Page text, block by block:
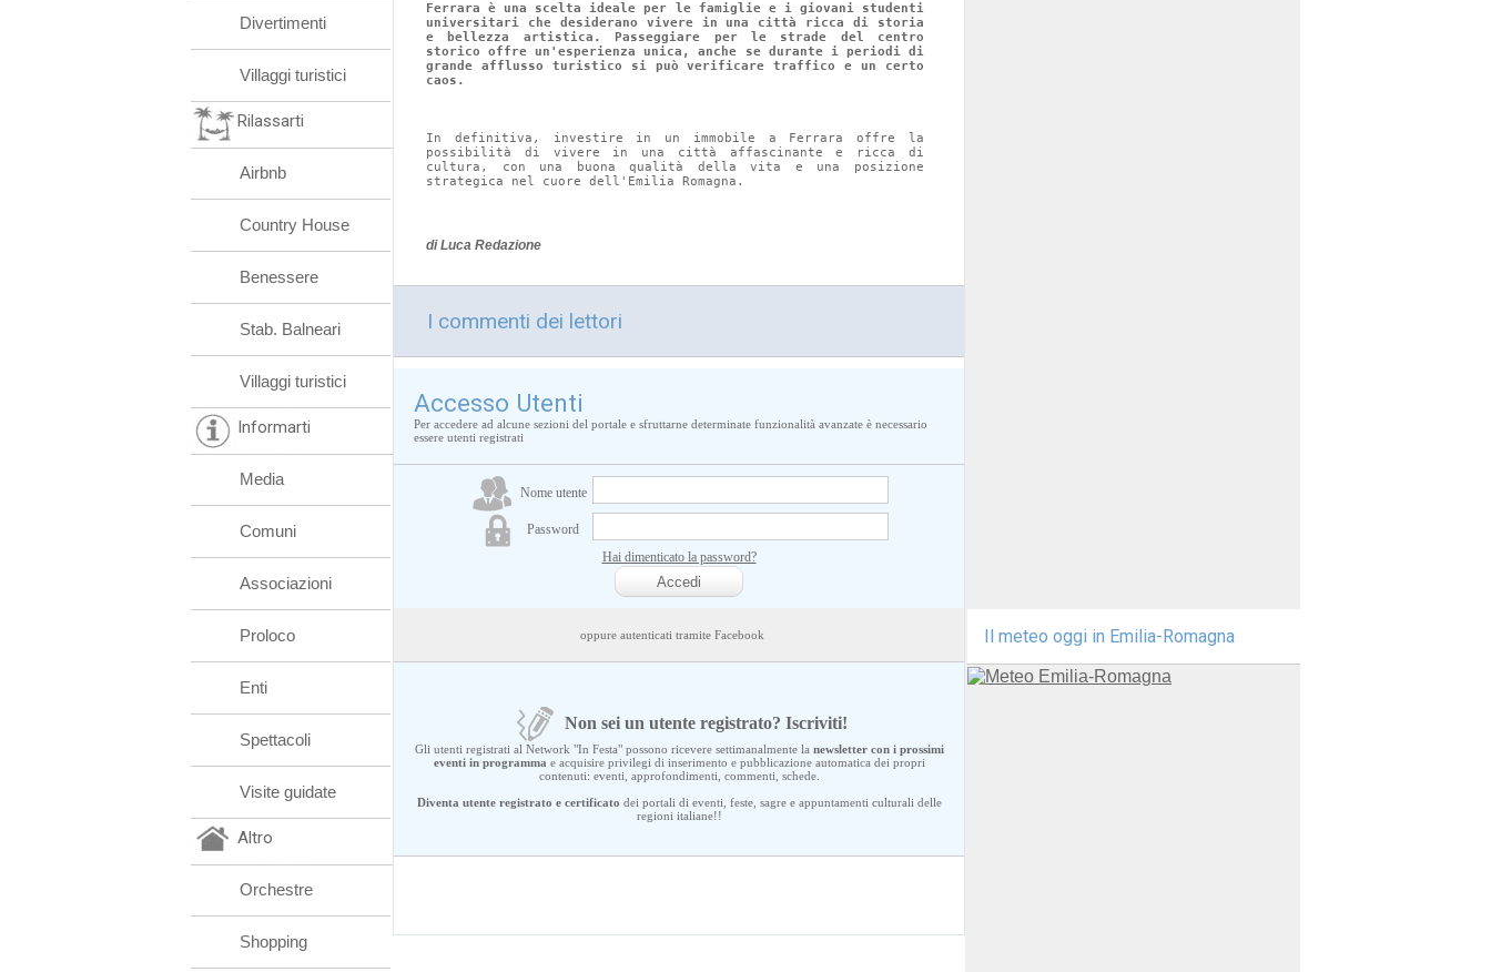
Ferrara è una scelta ideale per le famiglie e i giovani studenti
universitari che desiderano vivere in una città ricca di storia
e bellezza artistica. Passeggiare per le strade del centro
storico offre un'esperienza unica, anche se durante i periodi di
grande afflusso turistico si può verificare traffico e un certo
caos.
In definitiva, investire in un immobile a Ferrara offre la
possibilità di vivere in una città affascinante e ricca di
cultura, con una buona qualità della vita e una posizione
strategica nel cuore dell'Emilia Romagna.
di Luca Redazione
I commenti dei lettori
Accesso Utenti
Per accedere ad alcune sezioni del portale e sfruttarne determinate funzionalità avanzate è necessario
essere utenti registrati
Nome utente
Password
Hai dimenticato la password?
oppure autenticati tramite Facebook
Non sei un utente registrato? Iscriviti!
Gli utenti registrati al Network "In Festa" possono ricevere settimanalmente la newsletter con i prossimi
eventi in programma e acquisire privilegi di inserimento e pubblicazione automatica dei propri
contenuti: eventi, approfondimenti, commenti, schede.
Diventa utente registrato e certificato dei portali di eventi, feste, sagre e appuntamenti culturali delle
regioni italiane!!
Divertimenti
Villaggi turistici
Rilassarti
Airbnb
Country House
Benessere
Stab. Balneari
Villaggi turistici
Informarti
Media
Comuni
Associazioni
Proloco
Enti
Spettacoli
Visite guidate
Altro
Orchestre
Shopping
Il meteo oggi in Emilia-Romagna